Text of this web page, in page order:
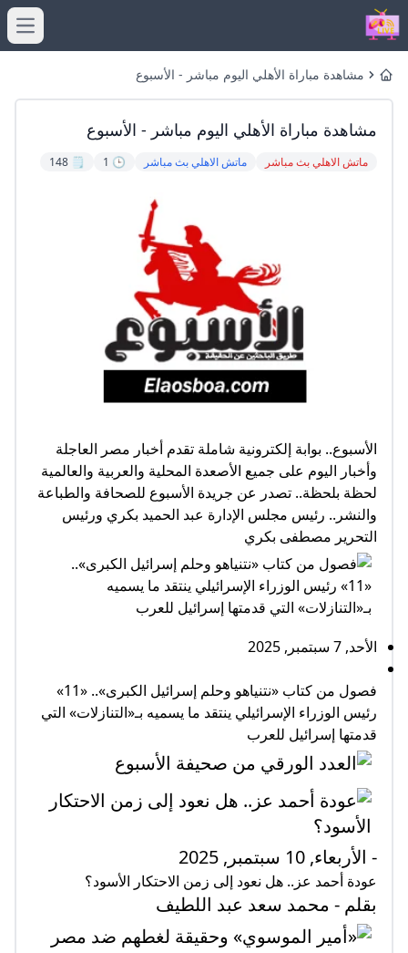
Homeمشاهدة مباراة الأهلي اليوم مباشر - الأسبوع
مشاهدة مباراة الأهلي اليوم مباشر - الأسبوع
ماتش الاهلي بث مباشر ماتش الاهلي بث مباشر 🕒 1
🗒️ 148
الأسبوع.. بوابة إلكترونية شاملة تقدم أخبار مصر العاجلة
وأخبار اليوم على جميع الأصعدة المحلية والعربية والعالمية
لحظة بلحظة.. تصدر عن جريدة الأسبوع للصحافة والطباعة
والنشر.. رئيس مجلس الإدارة عبد الحميد بكري ورئيس
التحرير مصطفى بكري
الأحد, 7 سبتمبر, 2025
فصول من كتاب «نتنياهو وحلم إسرائيل الكبرى».. «11»
رئيس الوزراء الإسرائيلي ينتقد ما يسميه بـ«التنازلات» التي
قدمتها إسرائيل للعرب
- الأربعاء, 10 سبتمبر, 2025
عودة أحمد عز.. هل نعود إلى زمن الاحتكار الأسود؟
بقلم - محمد سعد عبد اللطيف